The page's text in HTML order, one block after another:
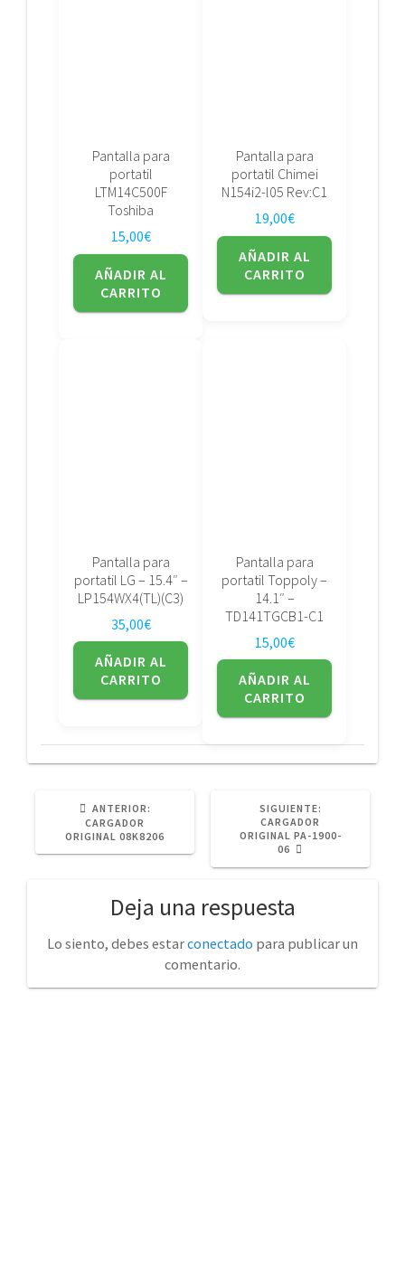
Pantalla para
portatil
LTM14C500F
Toshiba
15,00€
AÑADIR AL
CARRITO
Pantalla para
portatil Chimei
N154i2-l05 Rev:C1
19,00€
AÑADIR AL
CARRITO
Pantalla para
portatil LG – 15.4″ –
LP154WX4(TL)(C3)
35,00€
AÑADIR AL
CARRITO
Pantalla para
portatil Toppoly –
14.1″ –
TD141TGCB1-C1
15,00€
AÑADIR AL
CARRITO
ANTERIOR:
CARGADOR
ORIGINAL 08K8206
SIGUIENTE:
CARGADOR
ORIGINAL PA-1900-
06
Deja una respuesta
Lo siento, debes estarconectado para publicar un
comentario.